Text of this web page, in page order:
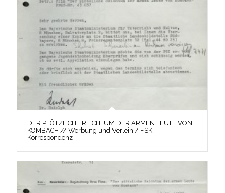
DER PLÖTZLICHE REICHTUM DER ARMEN LEUTE VON
KOMBACH // Werbung und Verleih / FSK-
Korrespondenz